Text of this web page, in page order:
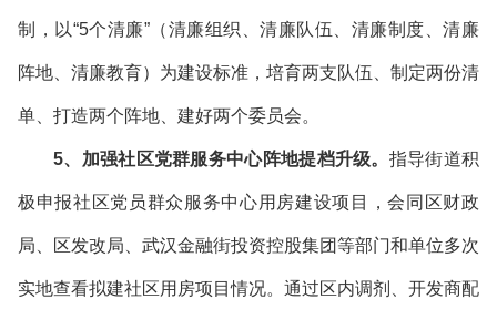
制，以“5个清廉”（清廉组织、清廉队伍、清廉制度、清廉
阵地、清廉教育）为建设标准，培育两支队伍、制定两份清
单、打造两个阵地、建好两个委员会。
5、加强社区党群服务中心阵地提档升级。 指导街道积
极申报社区党员群众服务中心用房建设项目，会同区财政
局、区发改局、武汉金融街投资控股集团等部门和单位多次
实地查看拟建社区用房项目情况。通过区内调剂、开发商配